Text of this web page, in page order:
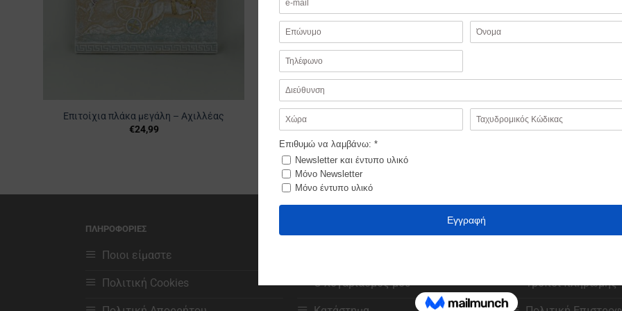
Επιτοίχια πλάκα μεγάλη – Αχιλλέας
€24,99
Επιτοίχια πλάκα μεγάλη – Ήλιος
Βεργίνας
€24,99
ΠΛΗΡΟΦΟΡΙΕΣ
Ποιοι είμαστε
Πολιτική Cookies Ο λογαριασμός μου Τρόποι πληρωμής